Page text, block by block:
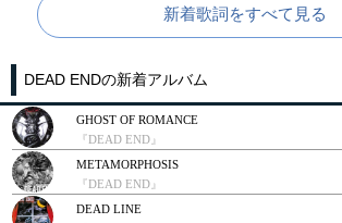
新着歌詞をすべて見る
DEAD ENDの新着アルバム
GHOST OF ROMANCE
『DEAD END』
METAMORPHOSIS
『DEAD END』
DEAD LINE